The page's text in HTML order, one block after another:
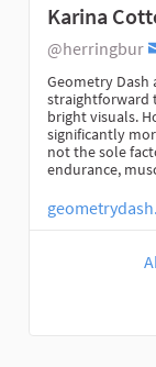
Karina
@herringbur
Geometry Dash
straightforward
bright visuals.
significantly
not the sole
endurance,